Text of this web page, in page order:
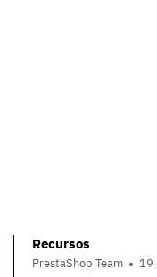
Recursos
PrestaShop Team 19